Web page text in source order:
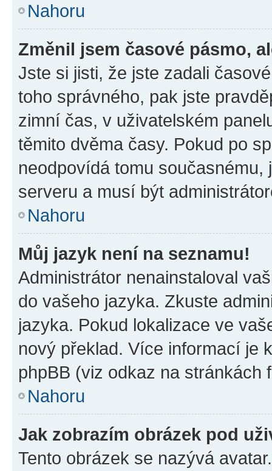
Nahoru
Změnil jsem časové pásmo,
Jste si jisti, že jste zadali
toho správného, pak jste
zimní čas, v uživatelském
těmito dvěma časy. Pokud po
neodpovídá tomu
serveru a musí být
Nahoru
Můj jazyk není na seznamu!
Administrátor nenainstaloval
do vašeho jazyka. Zkuste
jazyka. Pokud lokalizace ve
nový překlad. Více informací je
phpBB (viz odkaz na stránkách
Nahoru
Jak zobrazím obrázek pod
Tento obrázek se nazývá